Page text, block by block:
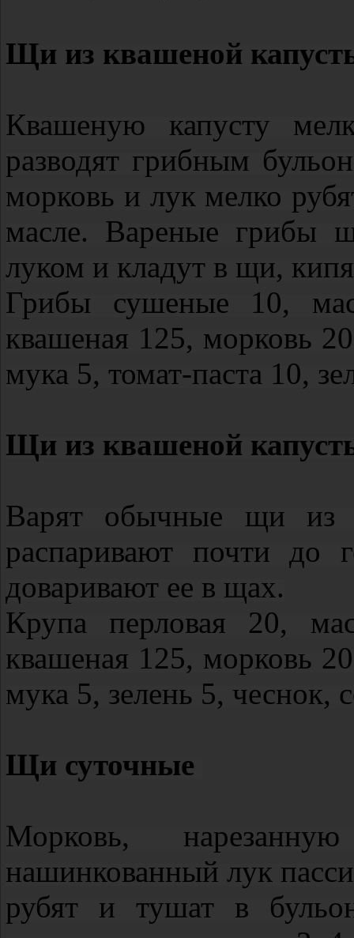
Щи из квашеной
Квашеную капусту
разводят грибным
морковь и лук мелко
масле. Вареные грибы
луком и кладут в щи,
Грибы сушеные 10,
квашеная 125, морковь
мука 5, томат‑паста 10,
Щи из квашеной
Варят обычные щи из
распаривают почти до
доваривают ее в щах.
Крупа перловая 20,
квашеная 125, морковь
мука 5, зелень 5, чеснок,
Щи суточные
Морковь,
нашинкованный лук
рубят и тушат в